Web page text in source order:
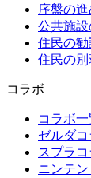
序盤の
公共施
住民の
住民の
コラボ
コラボ一
ゼルダコ
スプラ
ニンテ